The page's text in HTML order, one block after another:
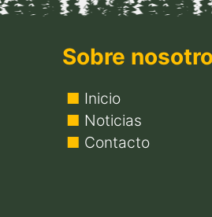
Sobre
Inicio
Noticias
Contacto